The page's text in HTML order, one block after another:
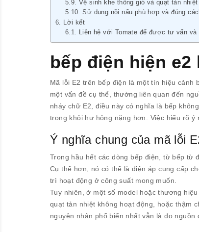
Vệ sinh khe thông gió và quạt tản nhiệt
Sử dụng nồi nấu phù hợp và đúng
Lời kết
Liên hệ với Tomate để được tư vấn và
bếp điện hiện e2
Mã lỗi E2 trên bếp điện là một tín hiệu cảnh
một vấn đề cụ thể, thường liên quan đến
nháy chữ E2, điều này có nghĩa là bếp
trong khỏi hư hỏng nặng hơn. Việc hiểu rõ
Ý nghĩa chung của mã lỗi
Trong hầu hết các dòng bếp điện, từ bếp từ
Cụ thể hơn, nó có thể là điện áp cung cấp
trì hoạt động ở công suất mong muốn.
Tuy nhiên, ở một số model hoặc thương
quạt tản nhiệt không hoạt động, hoặc thậm
nguyên nhân phổ biến nhất vẫn là do nguồn